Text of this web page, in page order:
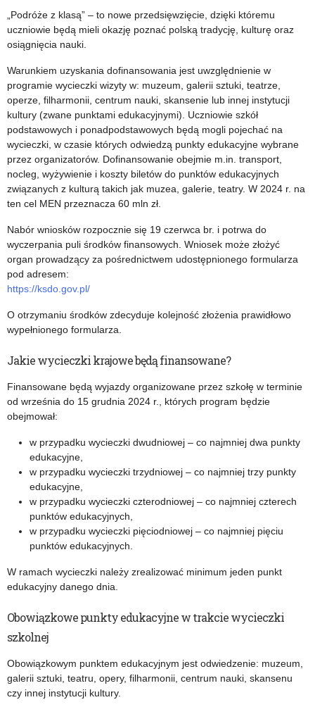
„Podróże z klasą” – to nowe przedsięwzięcie, dzięki któremu
uczniowie będą mieli okazję poznać polską tradycję, kulturę oraz
osiągnięcia nauki.
Warunkiem uzyskania dofinansowania jest uwzględnienie w
programie wycieczki wizyty w: muzeum, galerii sztuki, teatrze,
operze, filharmonii, centrum nauki, skansenie lub innej instytucji
kultury (zwane punktami edukacyjnymi). Uczniowie szkół
podstawowych i ponadpodstawowych będą mogli pojechać na
wycieczki, w czasie których odwiedzą punkty edukacyjne wybrane
przez organizatorów. Dofinansowanie obejmie m.in. transport,
nocleg, wyżywienie i koszty biletów do punktów edukacyjnych
związanych z kulturą takich jak muzea, galerie, teatry. W 2024 r. na
ten cel MEN przeznacza 60 mln zł.
Nabór wniosków rozpocznie się 19 czerwca br. i potrwa do
wyczerpania puli środków finansowych. Wniosek może złożyć
organ prowadzący za pośrednictwem udostępnionego formularza
pod adresem:
https://ksdo.gov.pl/
O otrzymaniu środków zdecyduje kolejność złożenia prawidłowo
wypełnionego formularza.
Jakie wycieczki krajowe będą finansowane?
Finansowane będą wyjazdy organizowane przez szkołę w terminie
od września do 15 grudnia 2024 r., których program będzie
obejmował:
w przypadku wycieczki dwudniowej – co najmniej dwa punkty
edukacyjne,
w przypadku wycieczki trzydniowej – co najmniej trzy punkty
edukacyjne,
w przypadku wycieczki czterodniowej – co najmniej czterech
punktów edukacyjnych,
w przypadku wycieczki pięciodniowej – co najmniej pięciu
punktów edukacyjnych.
W ramach wycieczki należy zrealizować minimum jeden punkt
edukacyjny danego dnia.
Obowiązkowe punkty edukacyjne w trakcie wycieczki
szkolnej
Obowiązkowym punktem edukacyjnym jest odwiedzenie: muzeum,
galerii sztuki, teatru, opery, filharmonii, centrum nauki, skansenu
czy innej instytucji kultury.